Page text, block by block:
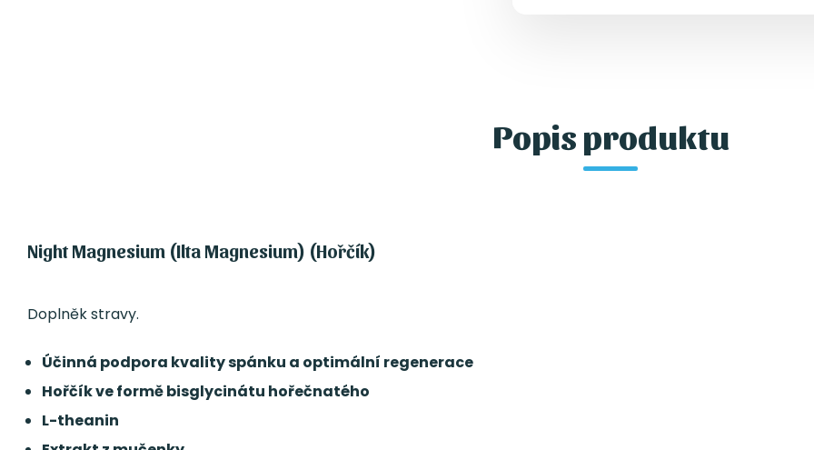
Popis produktu
Night Magnesium (Ilta Magnesium) (Hořčík)
Doplněk stravy.
Účinná podpora kvality spánku a optimální regenerace
Hořčík ve formě bisglycinátu hořečnatého
L-theanin